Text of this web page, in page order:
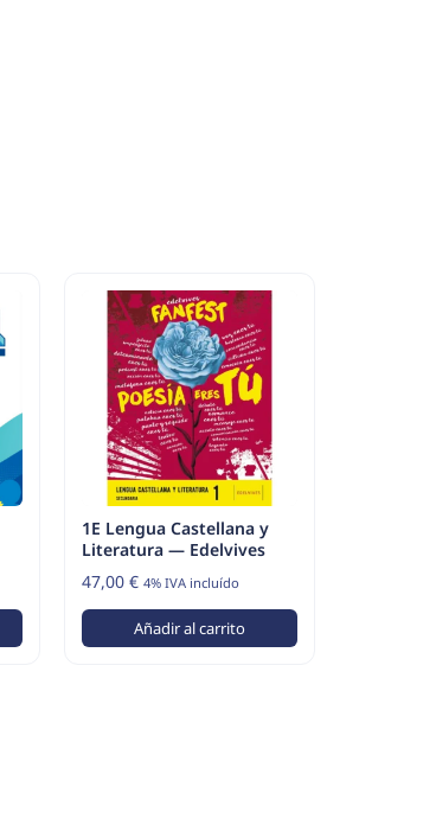
1E Lengua Castellana y
Literatura — Edelvives
47,00 € 4% IVA incluído
Añadir al carrito